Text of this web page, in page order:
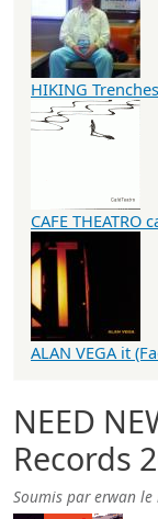
NEED
Records
Soumis parerwan le
HIKING
CAFE
ALAN VEGA it